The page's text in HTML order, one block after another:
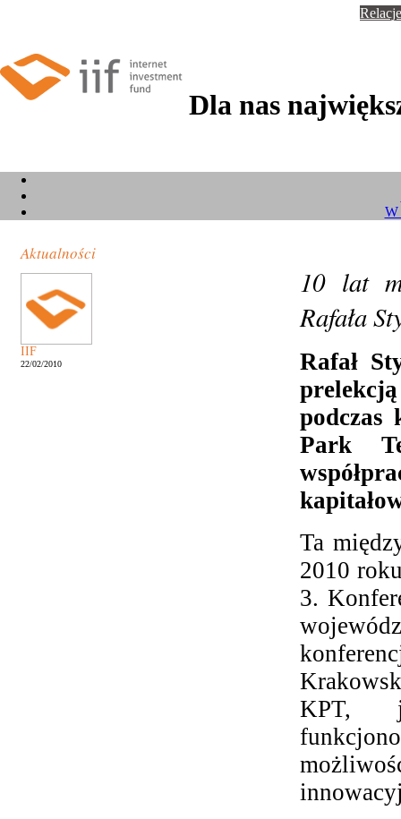
Dla nas
W
Aktualności
IIF
22/02/2010
10 lat
Rafała
Rafał
podczas
Park
Ta
2010
3.
KPT,